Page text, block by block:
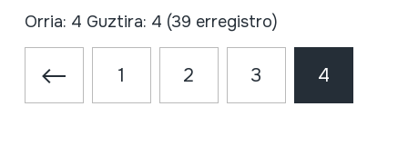
Orria: 4 Guztira: 4 (39 erregistro)
1 2 3 4